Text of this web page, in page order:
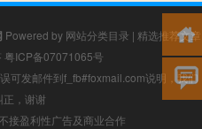
Powered by 网站分类目录 | 精选推荐文章
粤ICP备07071065号
可发邮件到f_fb#foxmail.com说明，我们
正，谢谢
接盈利性广告及商业合作